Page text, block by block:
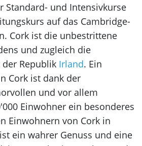
Standard- und Intensivkurse
auf das Cambridge-
Cork ist die unbestrittene
und zugleich die
Republik Irland. Ein
Cork ist dank der
und vor allem
Einwohner ein besonderes
Einwohnern von Cork in
ein wahrer Genuss und eine